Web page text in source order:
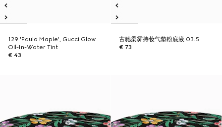
129 'Paula Maple', Gucci Glow
Oil-In-Water Tint
€ 43
古驰柔雾持妆气垫粉底液 03.5
€ 73